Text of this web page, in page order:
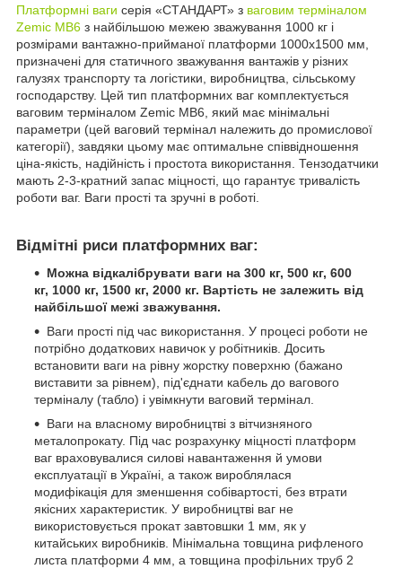
Платформні ваги серія «СТАНДАРТ» з ваговим терміналом
Zemic MB6 з найбільшою межею зважування 1000 кг і
розмірами вантажно-прийманої платформи 1000х1500 мм,
призначені для статичного зважування вантажів у різних
галузях транспорту та логістики, виробництва, сільському
господарству. Цей тип платформних ваг комплектується
ваговим терміналом Zemic MB6, який має мінімальні
параметри (цей ваговий термінал належить до промислової
категорії), завдяки цьому має оптимальне співвідношення
ціна-якість, надійність і простота використання. Тензодатчики
мають 2-3-кратний запас міцності, що гарантує тривалість
роботи ваг. Ваги прості та зручні в роботі.
Відмітні риси платформних ваг:
Можна відкалібрувати ваги на 300 кг, 500 кг, 600
кг, 1000 кг, 1500 кг, 2000 кг. Вартість не залежить від
найбільшої межі зважування.
Ваги прості під час використання. У процесі роботи не
потрібно додаткових навичок у робітників. Досить
встановити ваги на рівну жорстку поверхню (бажано
виставити за рівнем), під'єднати кабель до вагового
терміналу (табло) і увімкнути ваговий термінал.
Ваги на власному виробництві з вітчизняного
металопрокату. Під час розрахунку міцності платформ
ваг враховувалися силові навантаження й умови
експлуатації в Україні, а також вироблялася
модифікація для зменшення собівартості, без втрати
якісних характеристик. У виробництві ваг не
використовується прокат завтовшки 1 мм, як у
китайських виробників. Мінімальна товщина рифленого
листа платформи 4 мм, а товщина профільних труб 2